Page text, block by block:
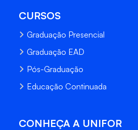
CURSOS
Graduação Presencial
Graduação EAD
Pós-Graduação
Educação Continuada
CONHEÇA A UNIFOR